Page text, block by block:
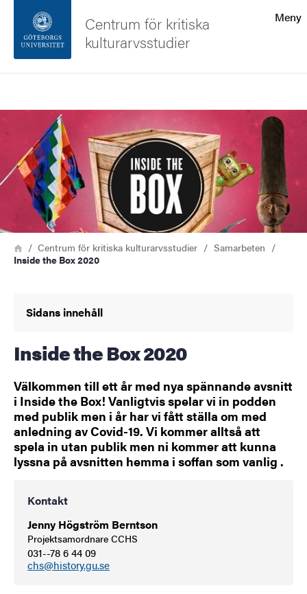
Sidfoten
Om webbplatsen
Meny
Centrum för kritiska
kulturarvsstudier
Bild
Länkstig
HemCentrum för kritiska kulturarvsstudier
Samarbeten
Inside the Box 2020
Sidans innehåll
Inside the Box 2020
Välkommen till ett år med nya spännande avsnitt
i Inside the Box! Vanligtvis spelar vi in podden
med publik men i år har vi fått ställa om med
anledning av Covid-19. Vi kommer alltså att
spela in utan publik men ni kommer att kunna
lyssna på avsnitten hemma i soffan som vanlig .
Kontakt
Jenny Högström Berntson
Projektsamordnare CCHS
031--78 6 44 09
chs@history.gu.se